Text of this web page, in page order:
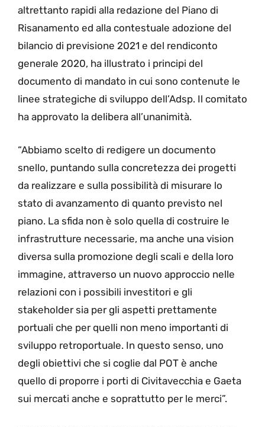
altrettanto rapidi alla redazione del Piano di
Risanamento ed alla contestuale adozione del
bilancio di previsione 2021 e del rendiconto
generale 2020, ha illustrato i principi del
documento di mandato in cui sono contenute le
linee strategiche di sviluppo dell’Adsp. Il comitato
ha approvato la delibera all’unanimità.
“Abbiamo scelto di redigere un documento
snello, puntando sulla concretezza dei progetti
da realizzare e sulla possibilità di misurare lo
stato di avanzamento di quanto previsto nel
piano. La sfida non è solo quella di costruire le
infrastrutture necessarie, ma anche una vision
diversa sulla promozione degli scali e della loro
immagine, attraverso un nuovo approccio nelle
relazioni con i possibili investitori e gli
stakeholder sia per gli aspetti prettamente
portuali che per quelli non meno importanti di
sviluppo retroportuale. In questo senso, uno
degli obiettivi che si coglie dal POT è anche
quello di proporre i porti di Civitavecchia e Gaeta
sui mercati anche e soprattutto per le merci”.